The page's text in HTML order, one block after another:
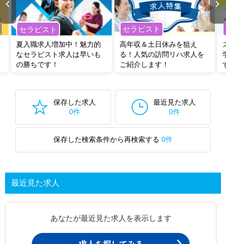
セラピスト
夏入職求人増加中！魅力的
なセラピスト求人は早いも
の勝ちです！
セラピスト
高年収＆土日休みを狙え
る！人気の訪問リハ求人を
ご紹介します！
保存した求人
0件
最近見た求人
0件
保存した検索条件から再検索する 0件
最近見た求人
あなたが最近見た求人を表示します